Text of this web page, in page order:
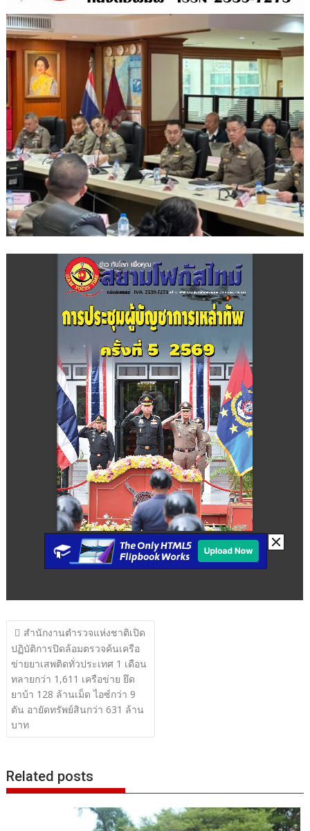
แนะแนว
เรื่อง
สำนักงานตำรวจแห่งชาติเปิด
ปฏิบัติการปิดล้อมตรวจค้นเครือ
ข่ายยาเสพติดทั่วประเทศ 1 เดือน
ทลายกว่า 1,611 เครือข่าย ยึด
ยาบ้า 128 ล้านเม็ด ไอซ์กว่า 9
ตัน อายัดทรัพย์สินกว่า 631 ล้าน
บาท
Related posts